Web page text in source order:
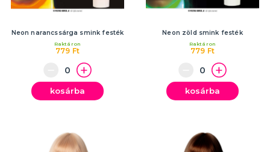
Neon narancssárga smink festék
779 Ft
Raktáron
kosárba
Neon zöld smink festék
779 Ft
Raktáron
kosárba